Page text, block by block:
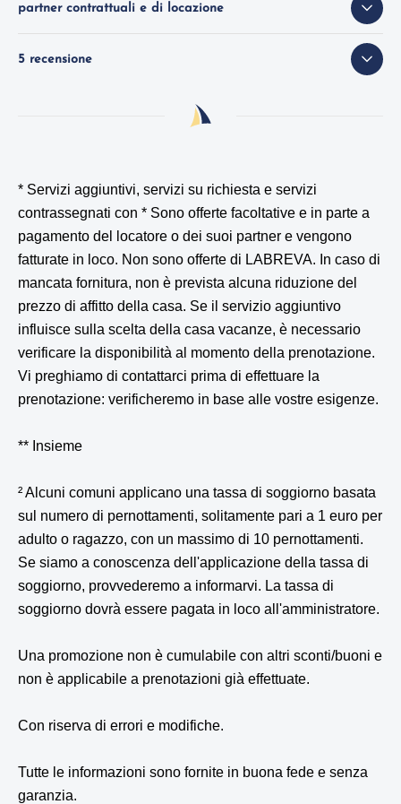
partner contrattuali e di locazione
5 recensione
* Servizi aggiuntivi, servizi su richiesta e servizi
contrassegnati con * Sono offerte facoltative e in parte a
pagamento del locatore o dei suoi partner e vengono
fatturate in loco. Non sono offerte di LABREVA. In caso di
mancata fornitura, non è prevista alcuna riduzione del
prezzo di affitto della casa. Se il servizio aggiuntivo
influisce sulla scelta della casa vacanze, è necessario
verificare la disponibilità al momento della prenotazione.
Vi preghiamo di contattarci prima di effettuare la
prenotazione: verificheremo in base alle vostre esigenze.
** Insieme
² Alcuni comuni applicano una tassa di soggiorno basata
sul numero di pernottamenti, solitamente pari a 1 euro per
adulto o ragazzo, con un massimo di 10 pernottamenti.
Se siamo a conoscenza dell'applicazione della tassa di
soggiorno, provvederemo a informarvi. La tassa di
soggiorno dovrà essere pagata in loco all'amministratore.
Una promozione non è cumulabile con altri sconti/buoni e
non è applicabile a prenotazioni già effettuate.
Con riserva di errori e modifiche.
Tutte le informazioni sono fornite in buona fede e senza
garanzia.